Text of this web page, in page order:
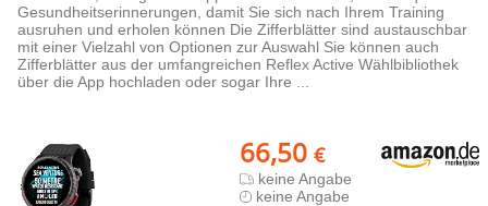
Gesundheitserinnerungen, damit Sie sich nach Ihrem Training
ausruhen und erholen können Die Zifferblätter sind austauschbar
mit einer Vielzahl von Optionen zur Auswahl Sie können auch
Zifferblätter aus der umfangreichen Reflex Active Wählbibliothek
über die App hochladen oder sogar Ihre ...
66,50 €
keine Angabe
keine Angabe